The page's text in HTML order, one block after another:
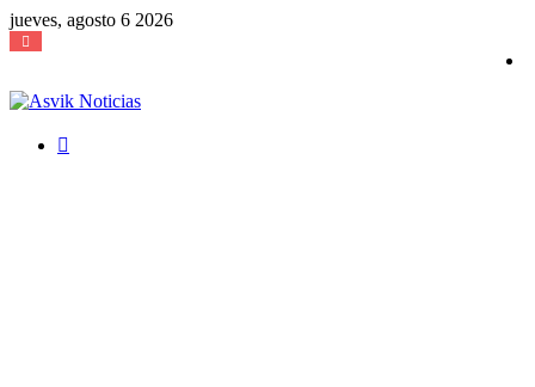
jueves, agosto 6 2026